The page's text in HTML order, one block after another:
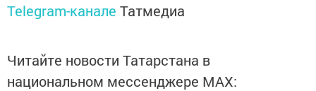
Telegram-канале Татмедиа
Читайте новости Татарстана в
национальном мессенджере MАХ: